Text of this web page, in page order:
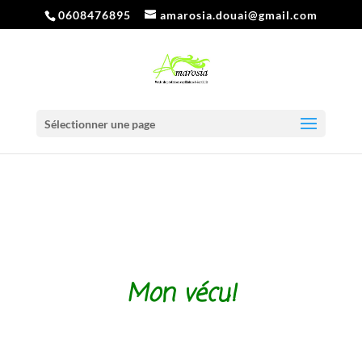
0608476895 amarosia.douai@gmail.com
Sélectionner une page
Mon vécu!